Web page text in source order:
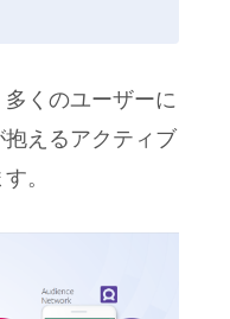
くのユーザーに
えるアクティブ
。